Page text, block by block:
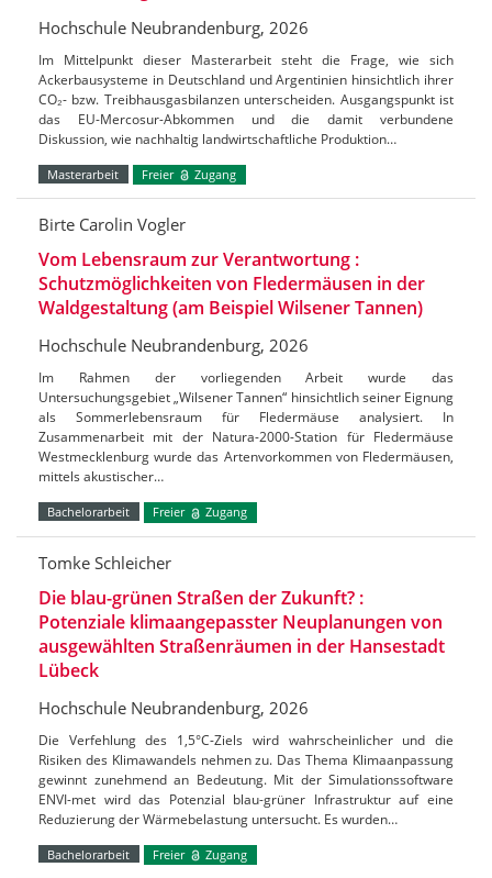
Hochschule Neubrandenburg, 2026
Im Mittelpunkt dieser Masterarbeit steht die Frage, wie sich
Ackerbausysteme in Deutschland und Argentinien hinsichtlich ihrer
CO₂- bzw. Treibhausgasbilanzen unterscheiden. Ausgangspunkt ist
das EU-Mercosur-Abkommen und die damit verbundene
Diskussion, wie nachhaltig landwirtschaftliche Produktion…
Masterarbeit Freier Zugang
Birte Carolin Vogler
Vom Lebensraum zur Verantwortung :
Schutzmöglichkeiten von Fledermäusen in der
Waldgestaltung (am Beispiel Wilsener Tannen)
Hochschule Neubrandenburg, 2026
Im Rahmen der vorliegenden Arbeit wurde das
Untersuchungsgebiet „Wilsener Tannen“ hinsichtlich seiner Eignung
als Sommerlebensraum für Fledermäuse analysiert. In
Zusammenarbeit mit der Natura-2000-Station für Fledermäuse
Westmecklenburg wurde das Artenvorkommen von Fledermäusen,
mittels akustischer…
Bachelorarbeit Freier Zugang
Tomke Schleicher
Die blau-grünen Straßen der Zukunft? :
Potenziale klimaangepasster Neuplanungen von
ausgewählten Straßenräumen in der Hansestadt
Lübeck
Hochschule Neubrandenburg, 2026
Die Verfehlung des 1,5°C-Ziels wird wahrscheinlicher und die
Risiken des Klimawandels nehmen zu. Das Thema Klimaanpassung
gewinnt zunehmend an Bedeutung. Mit der Simulationssoftware
ENVI-met wird das Potenzial blau-grüner Infrastruktur auf eine
Reduzierung der Wärmebelastung untersucht. Es wurden…
Bachelorarbeit Freier Zugang